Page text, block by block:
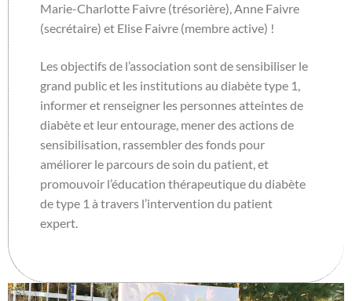
Marie-Charlotte Faivre (trésorière), Anne Faivre
(secrétaire) et Elise Faivre (membre active) !
Les objectifs de l’association sont de sensibiliser le
grand public et les institutions au diabète type 1,
informer et renseigner les personnes atteintes de
diabète et leur entourage, mener des actions de
sensibilisation, rassembler des fonds pour
améliorer le parcours de soin du patient, et
promouvoir l’éducation thérapeutique du diabète
de type 1 à travers l’intervention du patient
expert.